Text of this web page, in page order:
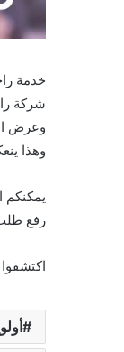
خدمة
شركة
وعرض
وهذا
يمكنكم
رفع